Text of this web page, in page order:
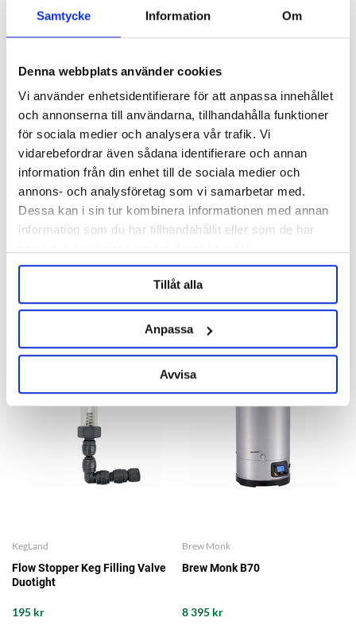
Samtycke Information Om
Denna webbplats använder cookies
Vi använder enhetsidentifierare för att anpassa innehållet
och annonserna till användarna, tillhandahålla funktioner
för sociala medier och analysera vår trafik. Vi
vidarebefordrar även sådana identifierare och annan
information från din enhet till de sociala medier och
annons- och analysföretag som vi samarbetar med.
Dessa kan i sin tur kombinera informationen med annan
information som du har tillhandahållit eller som de har
Tillåt alla
Anpassa
Avvisa
Brewtools
Tri-clamp 1.5" TC Brewtools
KegLand
Flow Stopper Keg Filling Valve
Duotight
195 kr
Brew Monk
Brew Monk B70
8 395 kr